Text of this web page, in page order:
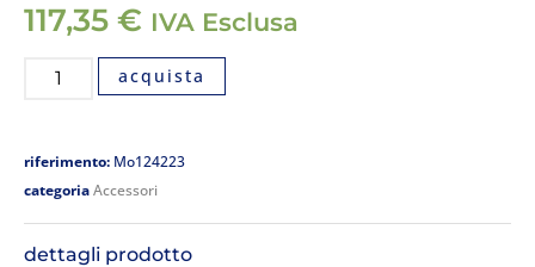
117,35 € IVA Esclusa
acquista
riferimento: Mo124223
categoriaAccessori
dettagli prodotto